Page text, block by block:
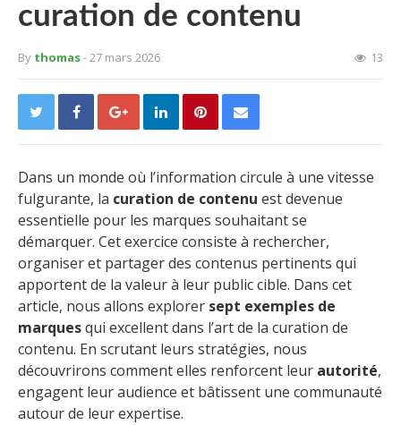
curation de contenu
By thomas- 27 mars 2026 13
Dans un monde où l’information circule à une vitesse
fulgurante, la curation de contenu est devenue
essentielle pour les marques souhaitant se
démarquer. Cet exercice consiste à rechercher,
organiser et partager des contenus pertinents qui
apportent de la valeur à leur public cible. Dans cet
article, nous allons explorer sept exemples de
marquesqui excellent dans l’art de la curation de
contenu. En scrutant leurs stratégies, nous
découvrirons comment elles renforcent leur autorité,
engagent leur audience et bâtissent une communauté
autour de leur expertise.